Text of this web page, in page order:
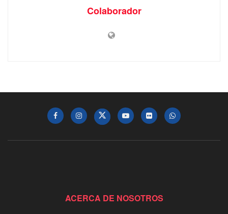
Colaborador
ACERCA DE NOSOTROS